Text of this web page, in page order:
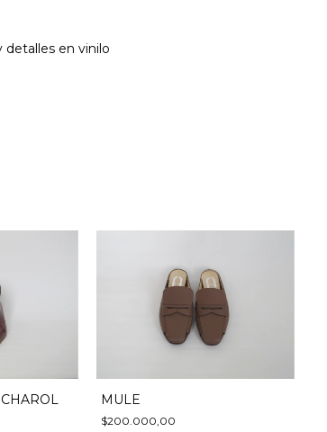
detalles en vinilo
MULE
$200.000,00